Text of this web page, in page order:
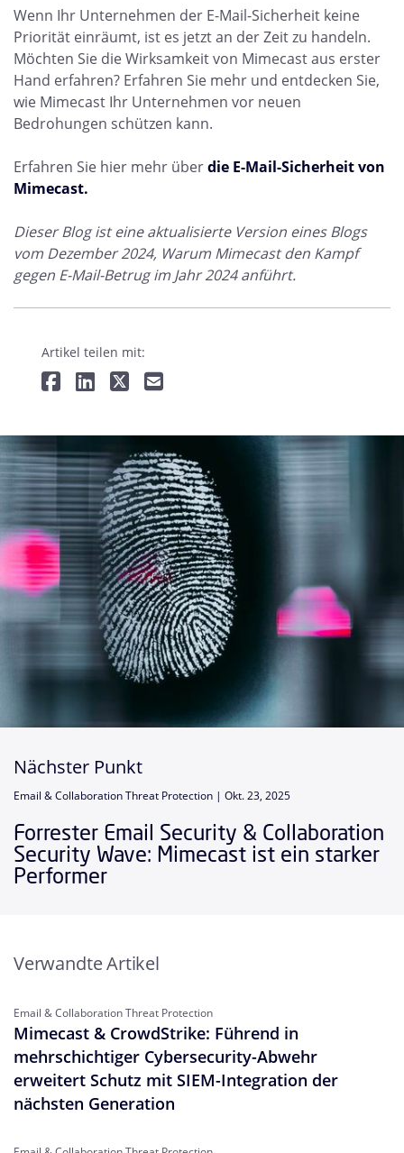
Wenn Ihr Unternehmen der E-Mail-Sicherheit keine
Priorität einräumt, ist es jetzt an der Zeit zu handeln.
Möchten Sie die Wirksamkeit von Mimecast aus erster
Hand erfahren? Erfahren Sie mehr und entdecken Sie,
wie Mimecast Ihr Unternehmen vor neuen
Bedrohungen schützen kann.
Erfahren Sie hier mehr überdie E-Mail-Sicherheit von
Mimecast.
Dieser Blog ist eine aktualisierte Version eines Blogs
vom Dezember 2024, Warum Mimecast den Kampf
gegen E-Mail-Betrug im Jahr 2024 anführt.
Artikel teilen mit:
Nächster Punkt
Email & Collaboration Threat Protection | Okt. 23, 2025
Forrester Email Security & Collaboration
Security Wave: Mimecast ist ein starker
Performer
Verwandte Artikel
Email & Collaboration Threat Protection
Mimecast & CrowdStrike: Führend in
mehrschichtiger Cybersecurity-Abwehr
erweitert Schutz mit SIEM-Integration der
nächsten Generation